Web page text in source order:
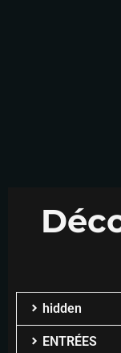
hidden
ENTRÉES